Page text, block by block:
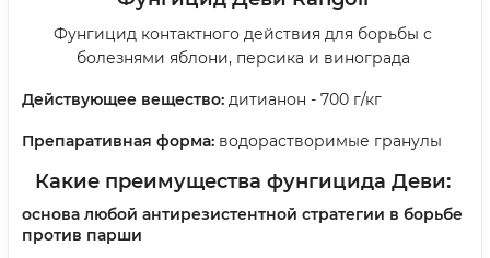
Фунгицид контактного действия для борьбы с
болезнями яблони, персика и винограда
Действующее вещество: дитианон - 700 г/кг
Препаративная форма: водорастворимые гранулы
Какие преимущества фунгицида Деви:
основа любой антирезистентной стратегии в борьбе
против парши